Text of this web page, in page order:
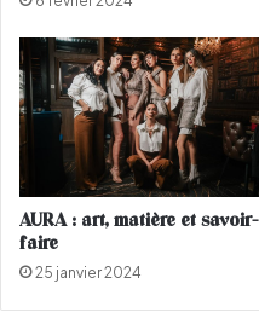
c
a
i
n
e
s
d
é
f
e
n
AURA : art, matière et savoir-
faire
25 janvier 2024